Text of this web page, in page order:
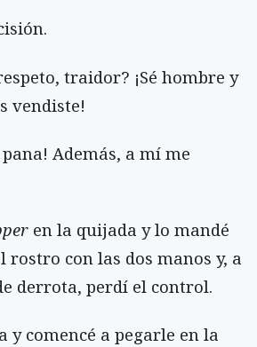
traidor? ¡Sé hombre y
vendiste!
Además, a mí me
en la quijada y lo mandé
rostro con las dos manos y, a
derrota, perdí el control.
y comencé a pegarle en la